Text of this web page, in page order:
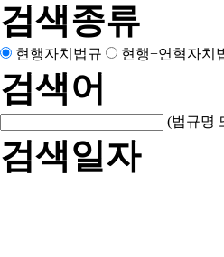
검색종류
현행자치법규 현행+연혁자치
검색어
(법규명
검색일자